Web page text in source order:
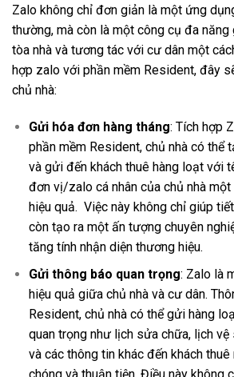
Zalo không chỉ đơn giản là một ứng
thường, mà còn là một công cụ đa năng
tòa nhà và tương tác với cư dân một
hợp zalo với phần mềm Resident, đây
chủ nhà:
Gửi hóa đơn hàng tháng: Tích hợp
phần mềm Resident, chủ nhà có thể
và gửi đến khách thuê hàng loạt với
đơn vị/zalo cá nhân của chủ nhà một
hiệu quả. Việc này không chỉ giúp
còn tạo ra một ấn tượng chuyên
tăng tính nhận diện thương hiệu.
Gửi thông báo quan trọng: Zalo là
hiệu quả giữa chủ nhà và cư dân.
Resident, chủ nhà có thể gửi hàng
quan trọng như lịch sửa chữa, lịch
và các thông tin khác đến khách thuê